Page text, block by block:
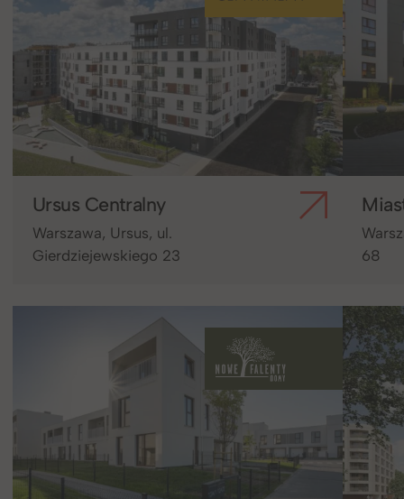
Ursus Centralny
Warszawa, Ursus, ul.
Gierdziejewskiego 23
68